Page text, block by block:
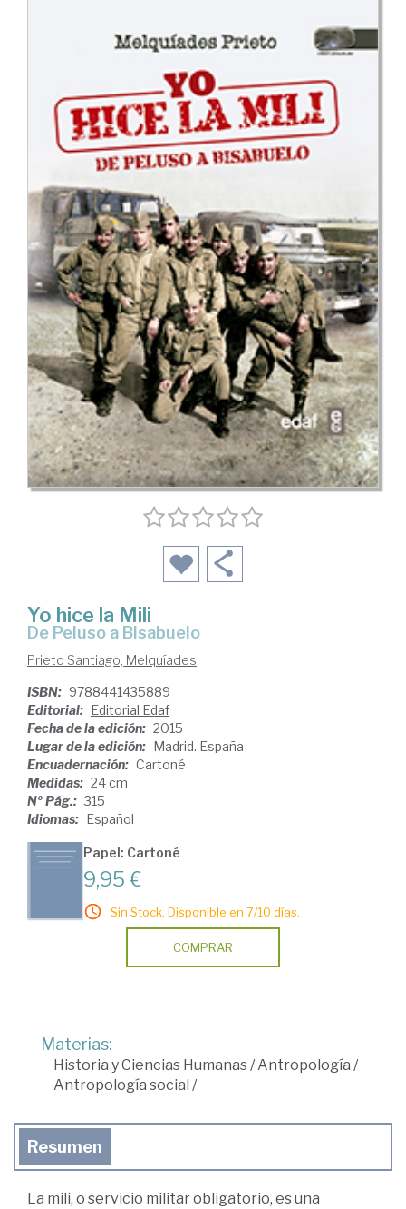
Yo hice la Mili
de Peluso a Bisabuelo
Prieto Santiago, Melquíades
ISBN: 9788441435889
Editorial: Editorial Edaf
Fecha de la edición: 2015
Lugar de la edición: Madrid. España
Encuadernación: Cartoné
Medidas: 24 cm
Nº Pág.: 315
Idiomas: Español
Papel: Cartoné
9,95 €
Sin Stock. Disponible en 7/10 días.
COMPRAR
Materias:
Historia y Ciencias Humanas/Antropología /
Antropología social /
Resumen
La mili, o servicio militar obligatorio, es una